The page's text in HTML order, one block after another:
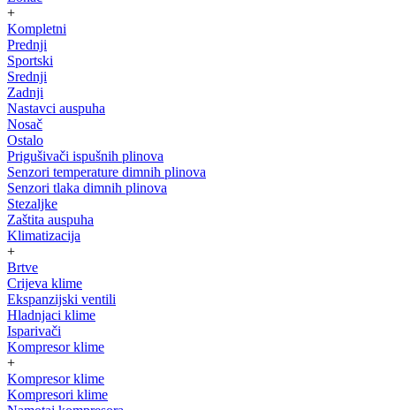
+
Kompletni
Prednji
Sportski
Srednji
Zadnji
Nastavci auspuha
Nosač
Ostalo
Prigušivači ispušnih plinova
Senzori temperature dimnih plinova
Senzori tlaka dimnih plinova
Stezaljke
Zaštita auspuha
Klimatizacija
+
Brtve
Crijeva klime
Ekspanzijski ventili
Hladnjaci klime
Isparivači
Kompresor klime
+
Kompresor klime
Kompresori klime